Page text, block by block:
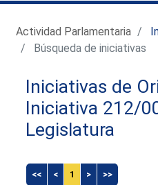
Actividad Parlamentaria
Búsqueda de iniciativas
Iniciativas de
Iniciativa 212/
Legislatura
<< < 1 > >>